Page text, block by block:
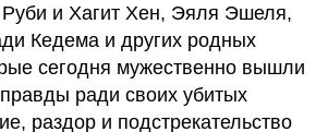
и Хагит Хен, Эяля Эшеля,
Кедема и других родных
сегодня мужественно вышли
ради своих убитых
раздор и подстрекательство